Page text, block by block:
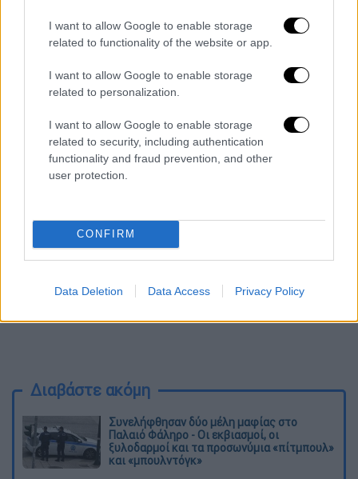
I want to allow Google to enable storage
related to functionality of the website or app.
I want to allow Google to enable storage
related to personalization.
I want to allow Google to enable storage
related to security, including authentication
functionality and fraud prevention, and other
user protection.
CONFIRM
Data Deletion Data Access Privacy Policy
έχουν προβλήματα, δεν τα έχουν λύσει με
τον εαυτό τους και προσπαθούν μέσα από
κακόβουλες αναρτήσεις να ισορροπήσουν.
Πλέον δεν με αγγίζουν και όταν με νευριάζει
κάτι πάρα πολύ, απαντάω. Δεν θα κατέβω
στο επίπεδό τους, αλλά πρέπει να το
ψάξουν».
Διαβάστε ακόμη
Συνελήφθησαν δύο μέλη μαφίας στο
Παλαιό Φάληρο - Οι εκβιασμοί, οι
ξυλοδαρμοί και τα προσωνύμια «πίτμπουλ»
και «μπουλντόγκ»